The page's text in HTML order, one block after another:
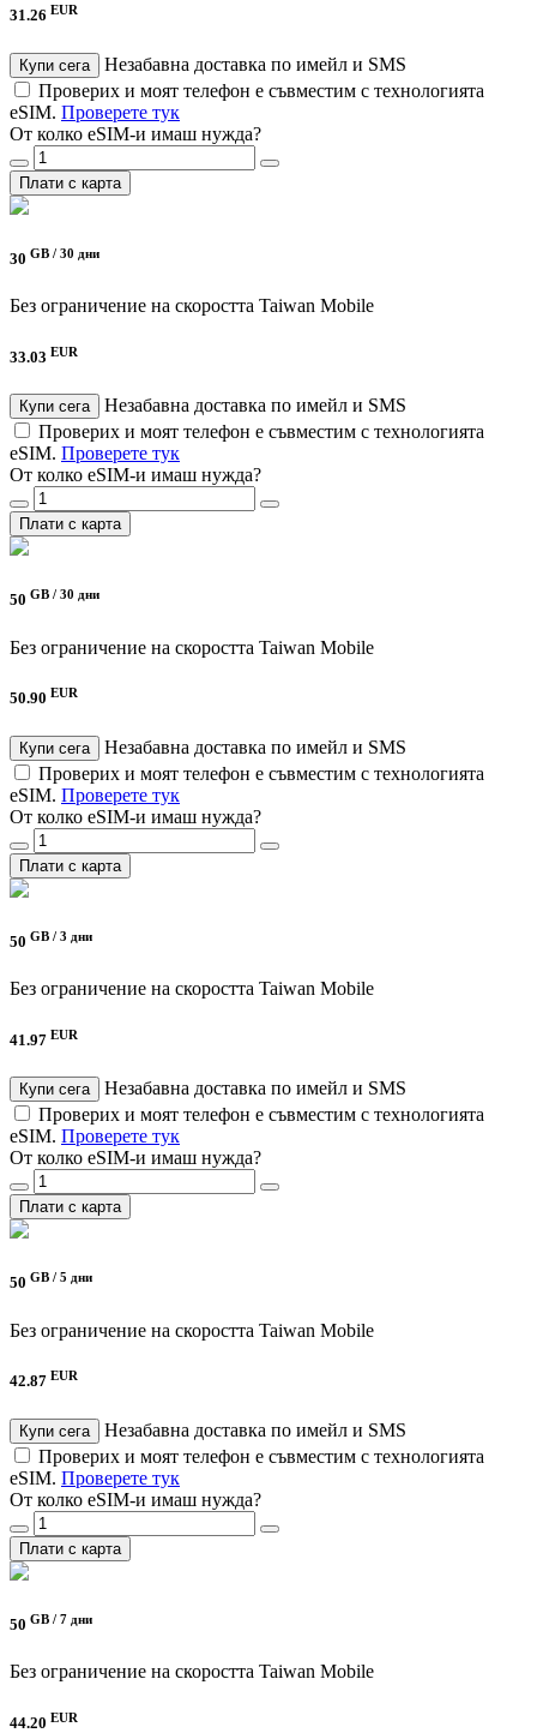
31.26 EUR
Купи сега
Незабавна доставка по имейл и SMS
Проверих и моят телефон е съвместим с технологията
eSIM. Проверете тук
От колко eSIM-и имаш нужда?
Плати с карта
30 GB / 30 дни
Без ограничение на скоростта Taiwan Mobile
33.03 EUR
Купи сега
Незабавна доставка по имейл и SMS
Проверих и моят телефон е съвместим с технологията
eSIM. Проверете тук
От колко eSIM-и имаш нужда?
Плати с карта
50 GB / 30 дни
Без ограничение на скоростта Taiwan Mobile
50.90 EUR
Купи сега
Незабавна доставка по имейл и SMS
Проверих и моят телефон е съвместим с технологията
eSIM. Проверете тук
От колко eSIM-и имаш нужда?
Плати с карта
50 GB / 3 дни
Без ограничение на скоростта Taiwan Mobile
41.97 EUR
Купи сега
Незабавна доставка по имейл и SMS
Проверих и моят телефон е съвместим с технологията
eSIM. Проверете тук
От колко eSIM-и имаш нужда?
Плати с карта
50 GB / 5 дни
Без ограничение на скоростта Taiwan Mobile
42.87 EUR
Купи сега
Незабавна доставка по имейл и SMS
Проверих и моят телефон е съвместим с технологията
eSIM. Проверете тук
От колко eSIM-и имаш нужда?
Плати с карта
50 GB / 7 дни
Без ограничение на скоростта Taiwan Mobile
44.20 EUR